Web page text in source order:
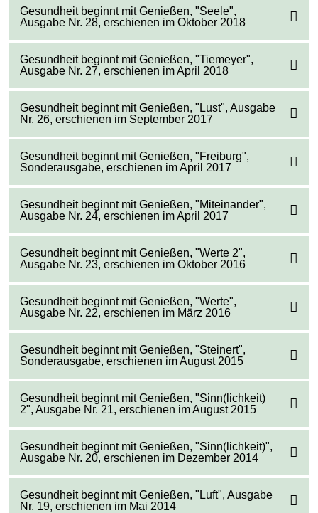
Gesundheit beginnt mit Genießen, "Seele",
Ausgabe Nr. 28, erschienen im Oktober 2018
Gesundheit beginnt mit Genießen, "Tiemeyer",
Ausgabe Nr. 27, erschienen im April 2018
Gesundheit beginnt mit Genießen, "Lust", Ausgabe
Nr. 26, erschienen im September 2017
Gesundheit beginnt mit Genießen, "Freiburg",
Sonderausgabe, erschienen im April 2017
Gesundheit beginnt mit Genießen, "Miteinander",
Ausgabe Nr. 24, erschienen im April 2017
Gesundheit beginnt mit Genießen, "Werte 2",
Ausgabe Nr. 23, erschienen im Oktober 2016
Gesundheit beginnt mit Genießen, "Werte",
Ausgabe Nr. 22, erschienen im März 2016
Gesundheit beginnt mit Genießen, "Steinert",
Sonderausgabe, erschienen im August 2015
Gesundheit beginnt mit Genießen, "Sinn(lichkeit)
2", Ausgabe Nr. 21, erschienen im August 2015
Gesundheit beginnt mit Genießen, "Sinn(lichkeit)",
Ausgabe Nr. 20, erschienen im Dezember 2014
Gesundheit beginnt mit Genießen, "Luft", Ausgabe
Nr. 19, erschienen im Mai 2014